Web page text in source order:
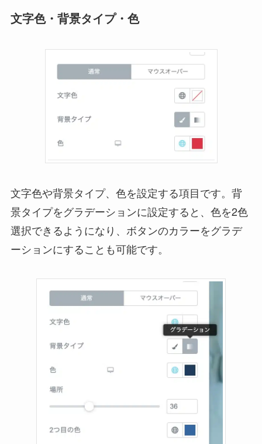
文字色・背景タイプ・色
文字色や背景タイプ、色を設定する項目です。背
景タイプをグラデーションに設定すると、色を2色
選択できるようになり、ボタンのカラーをグラデ
ーションにすることも可能です。